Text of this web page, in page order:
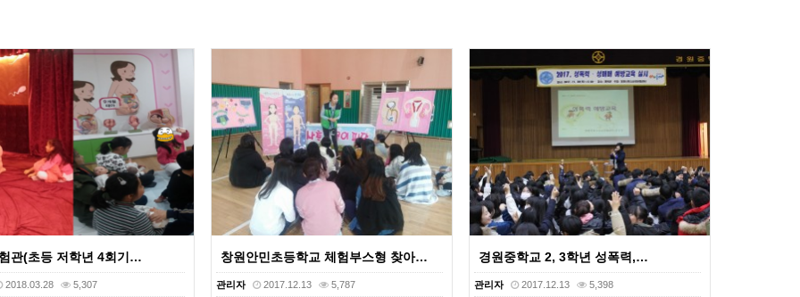
관(초등 저학년 4회기…
2018.03.28 5,307
창원안민초등학교 체험부스형 찾아…
관리자 2017.12.13 5,787
경원중학교 2, 3학년 성폭력,…
관리자 2017.12.13 5,398